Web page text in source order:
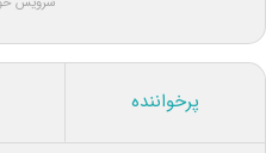
پرخواننده